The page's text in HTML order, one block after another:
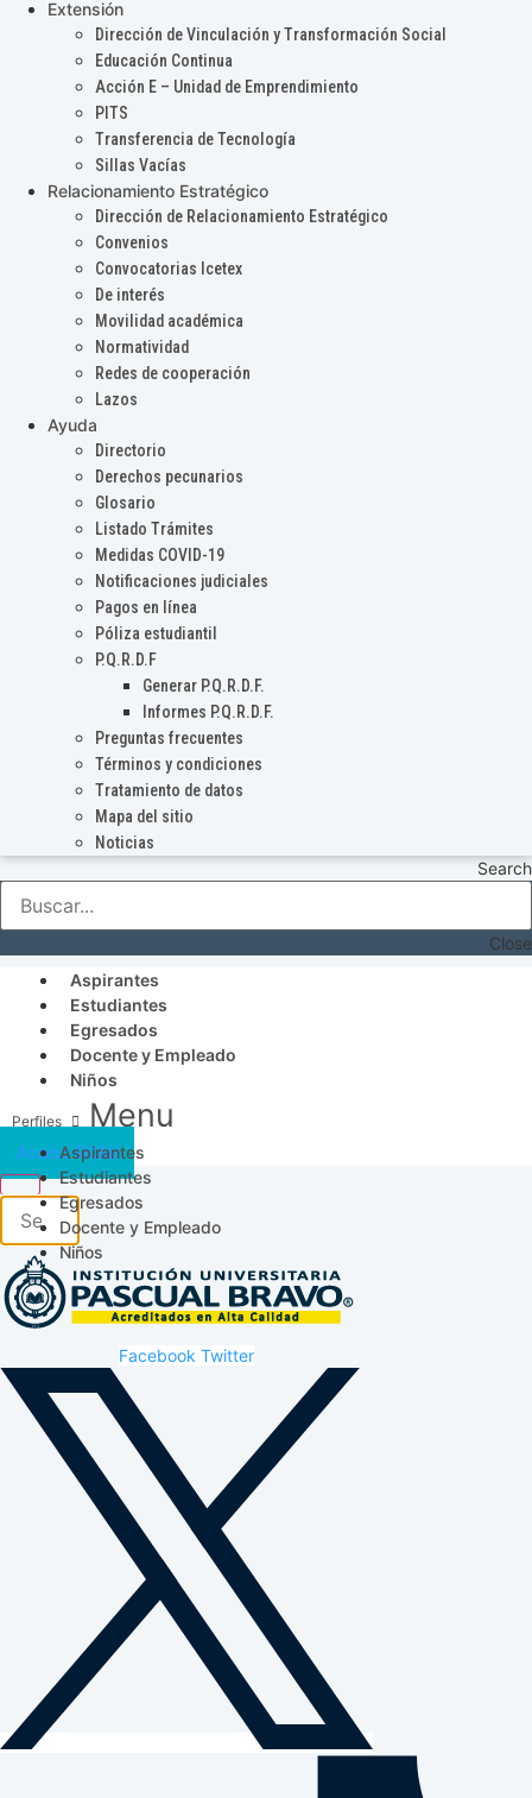
Extensión
Dirección de Vinculación y Transformación Social
Educación Continua
Acción E – Unidad de Emprendimiento
PITS
Transferencia de Tecnología
Sillas Vacías
Relacionamiento Estratégico
Dirección de Relacionamiento Estratégico
Convenios
Convocatorias Icetex
De interés
Movilidad académica
Normatividad
Redes de cooperación
Lazos
Ayuda
Directorio
Derechos pecunarios
Glosario
Listado Trámites
Medidas COVID-19
Notificaciones judiciales
Pagos en línea
Póliza estudiantil
P.Q.R.D.F
Generar P.Q.R.D.F.
Informes P.Q.R.D.F.
Preguntas frecuentes
Términos y condiciones
Tratamiento de datos
Mapa del sitio
Noticias
Search
Close
Aspirantes
Estudiantes
Egresados
Docente y Empleado
Niños
Menu
Aspirantes
Estudiantes
Egresados
Docente y Empleado
Niños
Acceso SICAU
Facebook Twitter